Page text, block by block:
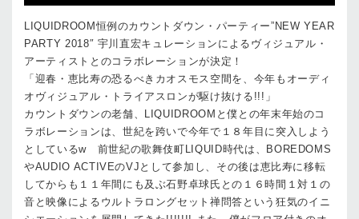
LIQUIDROOM恒例のカウントダウン・パーティー”NEW YEAR
PARTY 2018″ 宇川直宏キュレーションによるヴィジュアル・
アーティストとのコラボレーションが決定！
「迎春・恵比寿の恐るべきカオスモス空間を、今年もオーディ
オヴィジュアル・トライアスロンが駆け抜ける!!!」
カウントダウンの老舗、LIQUIDROOMと僕との年末年始のコ
ラボレーションは、世紀を跨いで今年で１８年目に突入しよう
としているw 前世紀の歌舞伎町LIQUID時代は、BOREDOMS
やAUDIO ACTIVEのVJとして参加し、その後は恵比寿に移転
してからも１１年間にも及ぶ石野卓球氏との１６時間１対１の
音と映像によるウルトラロングセット禅問答という狂気のイニ